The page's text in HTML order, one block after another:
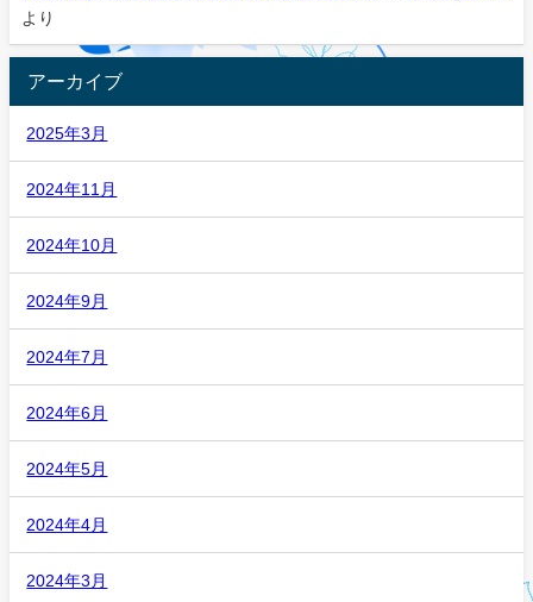
より
アーカイブ
2025年3月
2024年11月
2024年10月
2024年9月
2024年7月
2024年6月
2024年5月
2024年4月
2024年3月